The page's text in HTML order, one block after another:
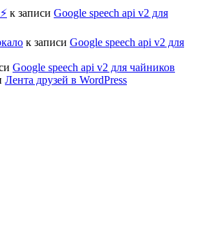
к записи Google speech api v2 для
к записи Google speech api v2 для
Google speech api v2 для чайников
Лента друзей в WordPress